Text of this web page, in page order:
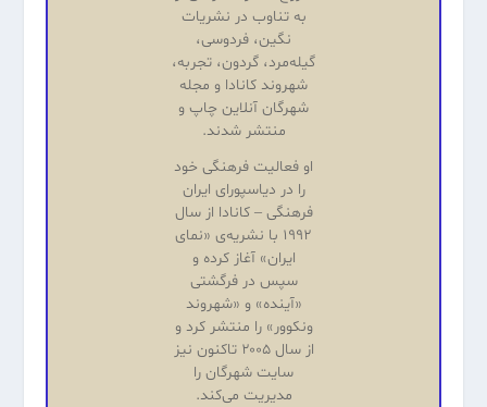
به تناوب در نشریات
نگین، فردوسی،
گیله‌مرد، گردون، تجربه،
شهروند کانادا و مجله
شهرگان آنلاین چاپ و
منتشر شدند.
او فعالیت فرهنگی خود
را در دیاسپورای ایران
فرهنگی – کانادا از سال
۱۹۹۲ با نشریه‌‌ی «نمای
ایران» آغاز کرده و
سپس در فرگشتی
«آینده‌» و «شهروند
ونکوور» را منتشر کرد و
از سال ۲۰۰۵ تاکنون نیز
سایت شهرگان را
مدیریت می‌کند.